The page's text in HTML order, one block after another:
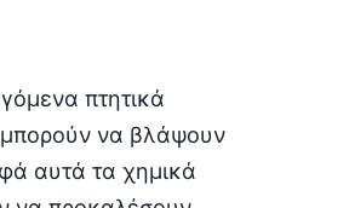
πτητικά
μπορούν να βλάψουν
αυτά τα χημικά